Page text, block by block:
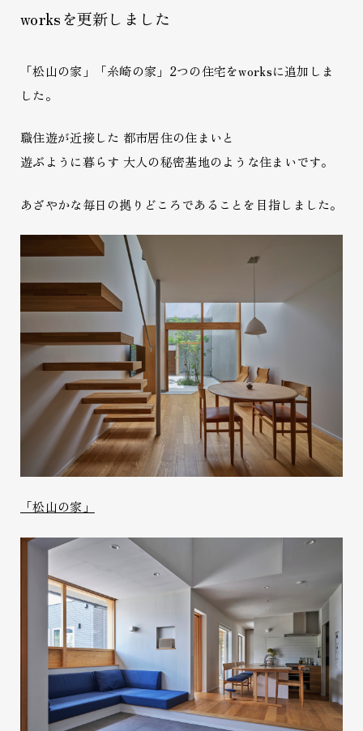
worksを更新しました
「松山の家」「糸崎の家」2つの住宅をworksに追加しま
した。
職住遊が近接した 都市居住の住まいと
遊ぶように暮らす 大人の秘密基地のような住まいです。
あざやかな毎日の拠りどころであることを目指しました。
「松山の家」